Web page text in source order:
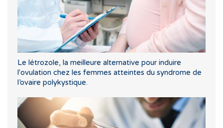
Le létrozole, la meilleure alternative pour induire
l'ovulation chez les femmes atteintes du syndrome de
l’ovaire polykystique.